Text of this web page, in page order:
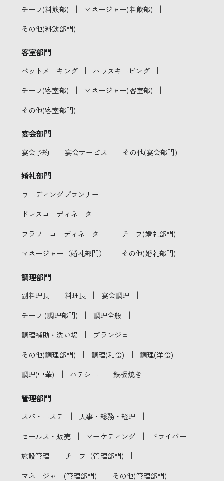
チーフ(料飲部) ｜ マネージャー(料飲部) ｜
その他(料飲部門)
客室部門
ベットメーキング ｜ ハウスキーピング ｜
チーフ(客室部) ｜ マネージャー(客室部) ｜
その他(客室部門)
宴会部門
宴会予約 ｜ 宴会サービス ｜ その他(宴会部門)
婚礼部門
ウエディングプランナー ｜
ドレスコーディネーター ｜
フラワーコーディネーター ｜ チーフ(婚礼部門) ｜
マネージャー（婚礼部門） ｜ その他(婚礼部門)
調理部門
副料理長 ｜ 料理長 ｜ 宴会調理 ｜
チーフ (調理部門) ｜ 調理全般 ｜
調理補助・洗い場 ｜ ブランジェ ｜
その他(調理部門) ｜ 調理(和食) ｜ 調理(洋食) ｜
調理(中華) ｜ パテシエ ｜ 鉄板焼き
管理部門
スパ・エステ ｜ 人事・総務・経理 ｜
セールス・販売 ｜ マーケティング ｜ ドライバー ｜
施設管理 ｜ チーフ（管理部門) ｜
マネージャー(管理部門) ｜ その他(管理部門)